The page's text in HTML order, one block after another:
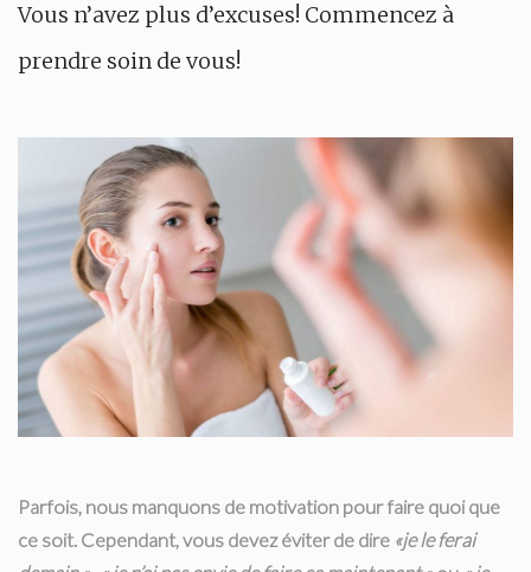
Vous n’avez plus d’excuses! Commencez à
prendre soin de vous!
Parfois, nous manquons de motivation pour faire quoi que
ce soit. Cependant, vous devez éviter de dire «je le ferai